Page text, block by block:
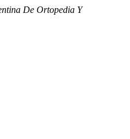
De Ortopedia Y